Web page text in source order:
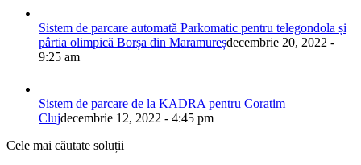
Sistem de parcare automată Parkomatic pentru telegondola și
pârtia olimpică Borșa din Maramureșdecembrie 20, 2022 -
9:25 am
Sistem de parcare de la KADRA pentru Coratim
Clujdecembrie 12, 2022 - 4:45 pm
Cele mai căutate soluții